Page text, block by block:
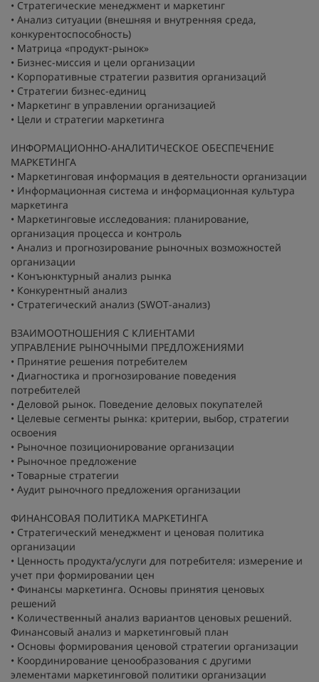
• Стратегические менеджмент и маркетинг
• Анализ ситуации (внешняя и внутренняя среда,
конкурентоспособность)
• Матрица «продукт-рынок»
• Бизнес-миссия и цели организации
• Корпоративные стратегии развития организаций
• Стратегии бизнес-единиц
• Маркетинг в управлении организацией
• Цели и стратегии маркетинга
ИНФОРМАЦИОННО-АНАЛИТИЧЕСКОЕ ОБЕСПЕЧЕНИЕ
МАРКЕТИНГА
• Маркетинговая информация в деятельности организации
• Информационная система и информационная культура
маркетинга
• Маркетинговые исследования: планирование,
организация процесса и контроль
• Анализ и прогнозирование рыночных возможностей
организации
• Конъюнктурный анализ рынка
• Конкурентный анализ
• Стратегический анализ (SWOT-анализ)
ВЗАИМООТНОШЕНИЯ С КЛИЕНТАМИ
УПРАВЛЕНИЕ РЫНОЧНЫМИ ПРЕДЛОЖЕНИЯМИ
• Принятие решения потребителем
• Диагностика и прогнозирование поведения
потребителей
• Деловой рынок. Поведение деловых покупателей
• Целевые сегменты рынка: критерии, выбор, стратегии
освоения
• Рыночное позиционирование организации
• Рыночное предложение
• Товарные стратегии
• Аудит рыночного предложения организации
ФИНАНСОВАЯ ПОЛИТИКА МАРКЕТИНГА
• Стратегический менеджмент и ценовая политика
организации
• Ценность продукта/услуги для потребителя: измерение и
учет при формировании цен
• Финансы маркетинга. Основы принятия ценовых
решений
• Количественный анализ вариантов ценовых решений.
Финансовый анализ и маркетинговый план
• Основы формирования ценовой стратегии организации
• Координирование ценообразования с другими
элементами маркетинговой политики организации